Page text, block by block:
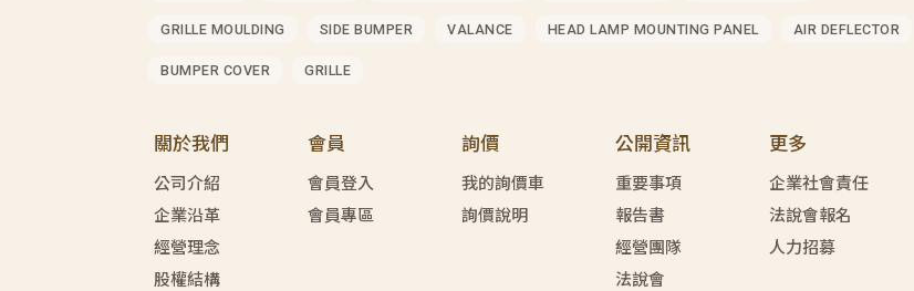
GRILLE MOULDING SIDE BUMPER VALANCE HEAD LAMP MOUNTING PANEL AIR DEFLECTOR
BUMPER COVER GRILLE
關於我們
公司介紹
企業沿革
經營理念
股權結構
會員
會員登入
會員專區
詢價
我的詢價車
詢價說明
公開資訊
重要事項
報告書
經營團隊
法說會
更多
企業社會責任
法說會報名
人力招募